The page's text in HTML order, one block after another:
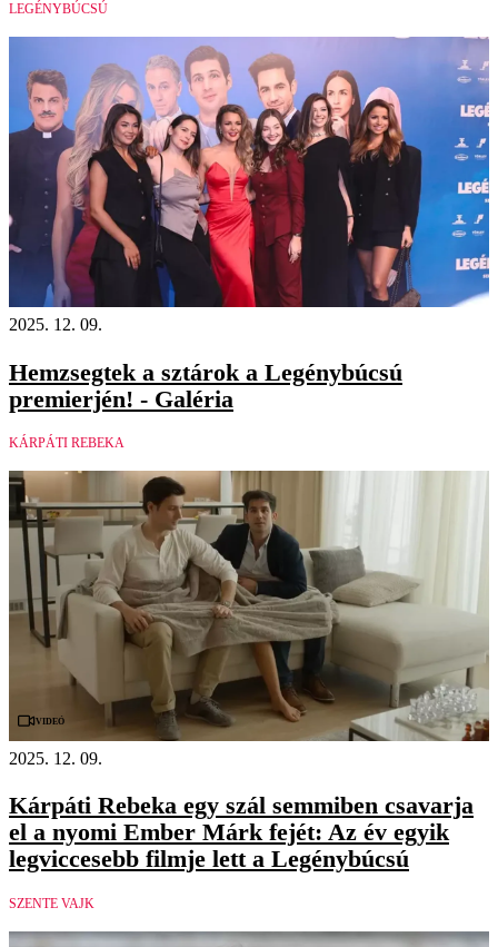
LEGÉNYBÚCSÚ
2025. 12. 09.
Hemzsegtek a sztárok a Legénybúcsú
premierjén! - Galéria
KÁRPÁTI REBEKA
Videó
2025. 12. 09.
Kárpáti Rebeka egy szál semmiben csavarja
el a nyomi Ember Márk fejét: Az év egyik
legviccesebb filmje lett a Legénybúcsú
SZENTE VAJK